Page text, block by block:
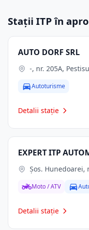
Stații ITP în
AUTO DORF SRL
-, nr. 205A,
Autoturisme
Detalii stație
EXPERT ITP
Şos. Hunedoarei,
Moto / ATV
Detalii stație